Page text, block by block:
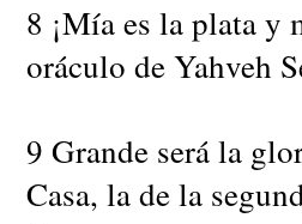
8 ¡Mía es la plata y
oráculo de Yahveh
9 Grande será la
Casa, la de la